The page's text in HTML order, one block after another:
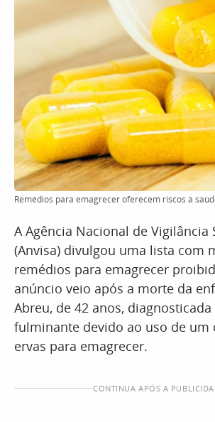
Remédios para emagrecer oferecem riscos à
A Agência Nacional de Vigilância
(Anvisa) divulgou uma lista com
remédios para emagrecer
anúncio veio após a morte da
Abreu, de 42 anos,
fulminante devido ao uso de um
ervas para emagrecer.
CONTINUA APÓS A